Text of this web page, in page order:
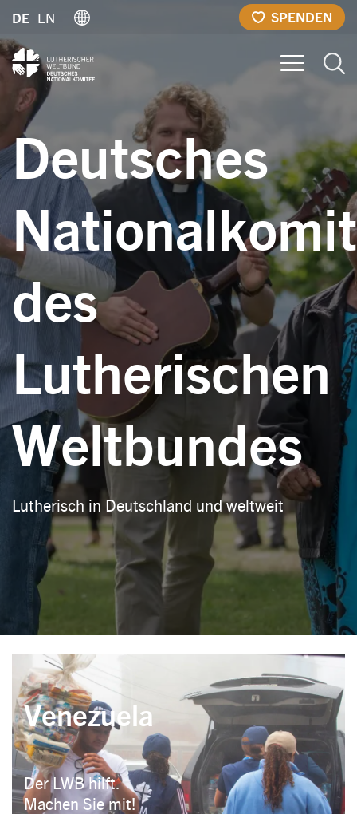
Direkt
zum
Inhalt
DE EN SPENDEN
Deutsches
des
Lutherischen
Weltbundes
Lutherisch in Deutschland und weltweit
Venezuela
Der LWB hilft.
Machen Sie mit!